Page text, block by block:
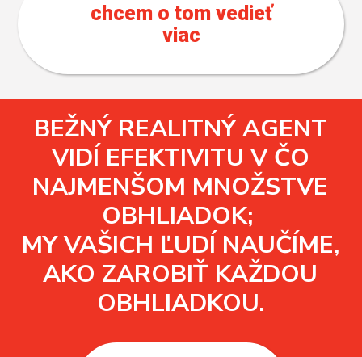
chcem o tom vedieť
viac
BEŽNÝ REALITNÝ AGENT
VIDÍ EFEKTIVITU V ČO
NAJMENŠOM MNOŽSTVE
OBHLIADOK;
MY VAŠICH ĽUDÍ NAUČÍME,
AKO ZAROBIŤ KAŽDOU
OBHLIADKOU.